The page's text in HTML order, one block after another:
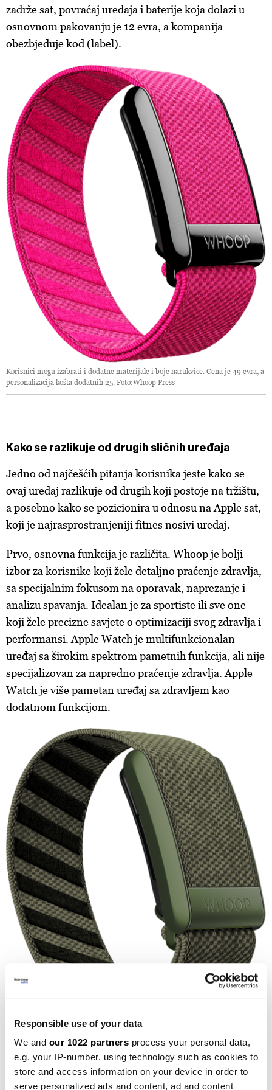
Responsible use of your data
We and our 1022 partners process your personal data,
e.g. your IP-number, using technology such as cookies to
store and access information on your device in order to
serve personalized ads and content, ad and content
zadrže sat, povraćaj uređaja i baterije koja dolazi u
osnovnom pakovanju je 12 evra, a kompanija
obezbjeđuje kod (label).
Korisnici mogu izabrati i dodatne materijale i boje narukvice. Cena je 49 evra, a
personalizacija košta dodatnih 25. Foto:Whoop Press
Kako se razlikuje od drugih sličnih uređaja
Jedno od najčešćih pitanja korisnika jeste kako se
ovaj uređaj razlikuje od drugih koji postoje na tržištu,
a posebno kako se pozicionira u odnosu na Apple sat,
koji je najrasprostranjeniji fitnes nosivi uređaj.
Prvo, osnovna funkcija je različita. Whoop je bolji
izbor za korisnike koji žele detaljno praćenje zdravlja,
sa specijalnim fokusom na oporavak, naprezanje i
analizu spavanja. Idealan je za sportiste ili sve one
koji žele precizne savjete o optimizaciji svog zdravlja i
performansi. Apple Watch je multifunkcionalan
uređaj sa širokim spektrom pametnih funkcija, ali nije
specijalizovan za napredno praćenje zdravlja. Apple
Watch je više pametan uređaj sa zdravljem kao
dodatnom funkcijom.
Recimo, na primjeru spavanja, Apple Watch nudi
osnovno praćenje spavanja, ali je njegovo praćenje